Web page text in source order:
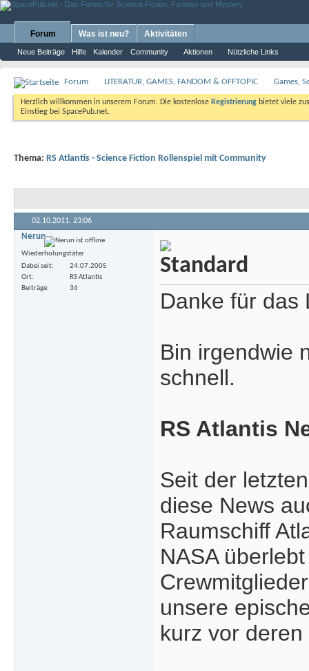
Forum
Neue Beiträge Hilfe Kalender Community Aktionen Nützliche Links
Was ist neu? Aktivitäten
Forum LITERATUR, GAMES, FANDOM & OFFTOPIC Games,
Herzlich willkommen in unserem Forum. Die kostenlose Registrierung bietet viele
Einstieg bei SpacePub.net.
Thema: RS Atlantis - Science Fiction Rollenspiel mit Community
02.10.2011, 23:06
Nerun
Wiederholungstäter
Dabei seit
24.07.2005
Ort
RS Atlantis
Beiträge
36
Danke für
Bin irgendwie
schnell.
RS Atlantis
Seit der
diese News
Raumschiff
NASA
unsere
kurz vor